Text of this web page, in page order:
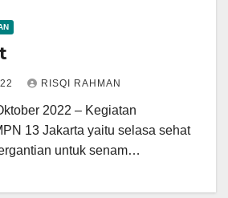
RISQI RAHMAN
2022 – Kegiatan
13 Jakarta yaitu selasa sehat
untuk senam…